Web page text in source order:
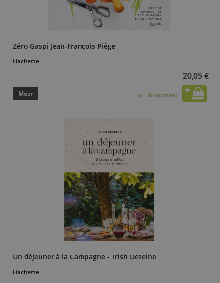
Zéro Gaspi Jean-François Piège
Hachette
20,05 €
Meer In voorraad
Un déjeuner à la Campagne - Trish Deseine
Hachette